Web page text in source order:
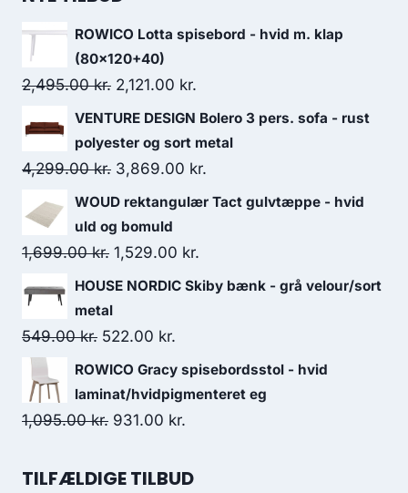
ROWICO Lotta spisebord - hvid m. klap
(80x120+40)
2,495.00kr. 2,121.00 kr.
VENTURE DESIGN Bolero 3 pers. sofa - rust
polyester og sort metal
4,299.00kr. 3,869.00 kr.
WOUD rektangulær Tact gulvtæppe - hvid
uld og bomuld
1,699.00kr. 1,529.00 kr.
HOUSE NORDIC Skiby bænk - grå velour/sort
metal
549.00kr. 522.00 kr.
ROWICO Gracy spisebordsstol - hvid
laminat/hvidpigmenteret eg
1,095.00kr. 931.00 kr.
TILFÆLDIGE TILBUD